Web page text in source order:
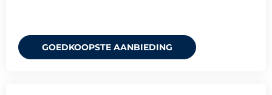
GOEDKOOPSTE AANBIEDING